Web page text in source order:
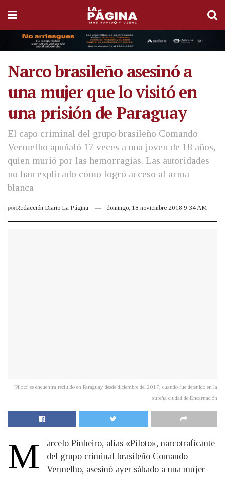
Narco brasileño asesinó a
una mujer que lo visitó en
una prisión de Paraguay
El capo criminal del grupo brasileño Comando
Vermelho apuñaló 17 veces a una joven de 18 años,
quien murió por las hemorragias. Las autoridades
no han explicado cómo logró acceso al arma
blanca
porRedacción Diario La Página domingo, 18 noviembre 2018 9:34 AM
'Piloto' se encuentra recluido en Paraguay desde diciembre del 2017, cuando fue detenido en la
sureña ciudad de Encarnación
M
arcelo Pinheiro, alias «Piloto», narcotraficante
del grupo criminal brasileño Comando
Vermelho, asesinó ayer sábado a una mujer